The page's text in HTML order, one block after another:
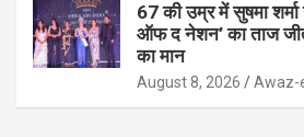
67 की उम्र में सुषमा शर्मा
ऑफ द नेशन’ का ताज
का मान
August 8, 2026 Awaz-